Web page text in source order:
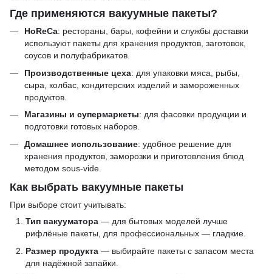
Где применяются вакуумные пакеты?
HoReCa: рестораны, бары, кофейни и службы доставки
используют пакеты для хранения продуктов, заготовок,
соусов и полуфабрикатов.
Производственные цеха: для упаковки мяса, рыбы,
сыра, колбас, кондитерских изделий и замороженных
продуктов.
Магазины и супермаркеты: для фасовки продукции и
подготовки готовых наборов.
Домашнее использование: удобное решение для
хранения продуктов, заморозки и приготовления блюд
методом sous-vide.
Как выбрать вакуумные пакеты
При выборе стоит учитывать:
Тип вакууматора — для бытовых моделей лучше
рифлёные пакеты, для профессиональных — гладкие.
Размер продукта — выбирайте пакеты с запасом места
для надёжной запайки.